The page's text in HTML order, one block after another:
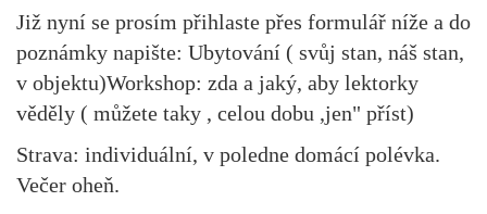
Již nyní se prosím přihlaste přes formulář níže a do
poznámky napište: Ubytování ( svůj stan, náš stan,
v objektu)Workshop: zda a jaký, aby lektorky
věděly ( můžete taky , celou dobu ,jen" příst)
Strava: individuální, v poledne domácí polévka.
Večer oheň.